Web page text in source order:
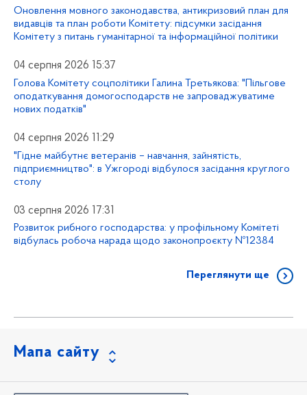
Оновлення мовного законодавства, антикризовий план для
видавців та план роботи Комітету: підсумки засідання
Комітету з питань гуманітарної та інформаційної політики
04 серпня 2026 15:37
Голова Комітету соцполітики Галина Третьякова: "Пільгове
оподаткування домогосподарств не запроваджуватиме
нових податків"
04 серпня 2026 11:29
"Гідне майбутнє ветеранів – навчання, зайнятість,
підприємництво": в Ужгороді відбулося засідання круглого
столу
03 серпня 2026 17:31
Розвиток рибного господарства: у профільному Комітеті
відбулась робоча нарада щодо законопроєкту №12384
Переглянути ще
Мапа сайту